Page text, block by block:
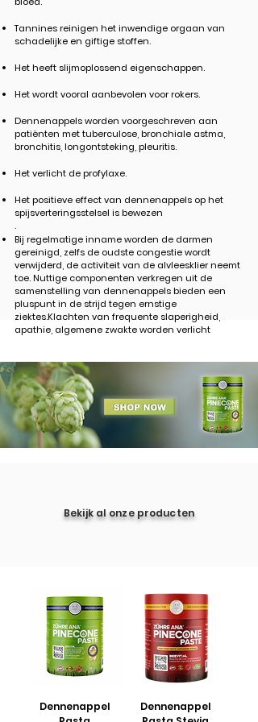
Tannines reinigen het inwendige orgaan van
schadelijke en giftige stoffen.
Het heeft slijmoplossend eigenschappen.
Het wordt vooral aanbevolen voor rokers.
Dennenappels worden voorgeschreven aan
patiënten met tuberculose, bronchiale astma,
bronchitis, longontsteking, pleuritis.
Het verlicht de profylaxe.
Het positieve effect van dennenappels op het
spijsverteringsstelsel is bewezen
.
Bij regelmatige inname worden de darmen
gereinigd, zelfs de oudste congestie wordt
verwijderd, de activiteit van de alvleesklier neemt
toe. Nuttige componenten verkregen uit de
samenstelling van dennenappels bieden een
pluspunt in de strijd tegen ernstige
ziektes.Klachten van frequente slaperigheid,
apathie, algemene zwakte worden verlicht
Bekijk al onze producten
Dennenappel
Dennenappel